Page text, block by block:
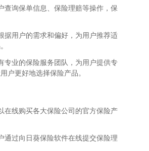
查询保单信息、保险理赔等操作，保
据用户的需求和偏好，为用户推荐适
专业的保险服务团队，为用户提供专
户更好地选择保险产品。
在线购买各大保险公司的官方保险产
通过向日葵保险软件在线提交保险理